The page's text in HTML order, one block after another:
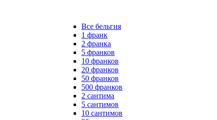
Все бельгия
1 франк
2 франка
5 франков
10 франков
20 франков
50 франков
500 франков
2 сантима
5 сантимов
10 сантимов